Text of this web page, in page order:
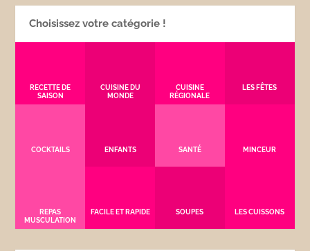
Choisissez votre catégorie !
RECETTE DE
SAISON
CUISINE DU
MONDE
CUISINE
RÉGIONALE
LES FÊTES
COCKTAILS ENFANTS SANTÉ MINCEUR
REPAS
MUSCULATION
FACILE ET RAPIDE SOUPES LES CUISSONS